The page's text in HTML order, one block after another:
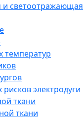
и светоотражающая
электродуги
ткани
ткани